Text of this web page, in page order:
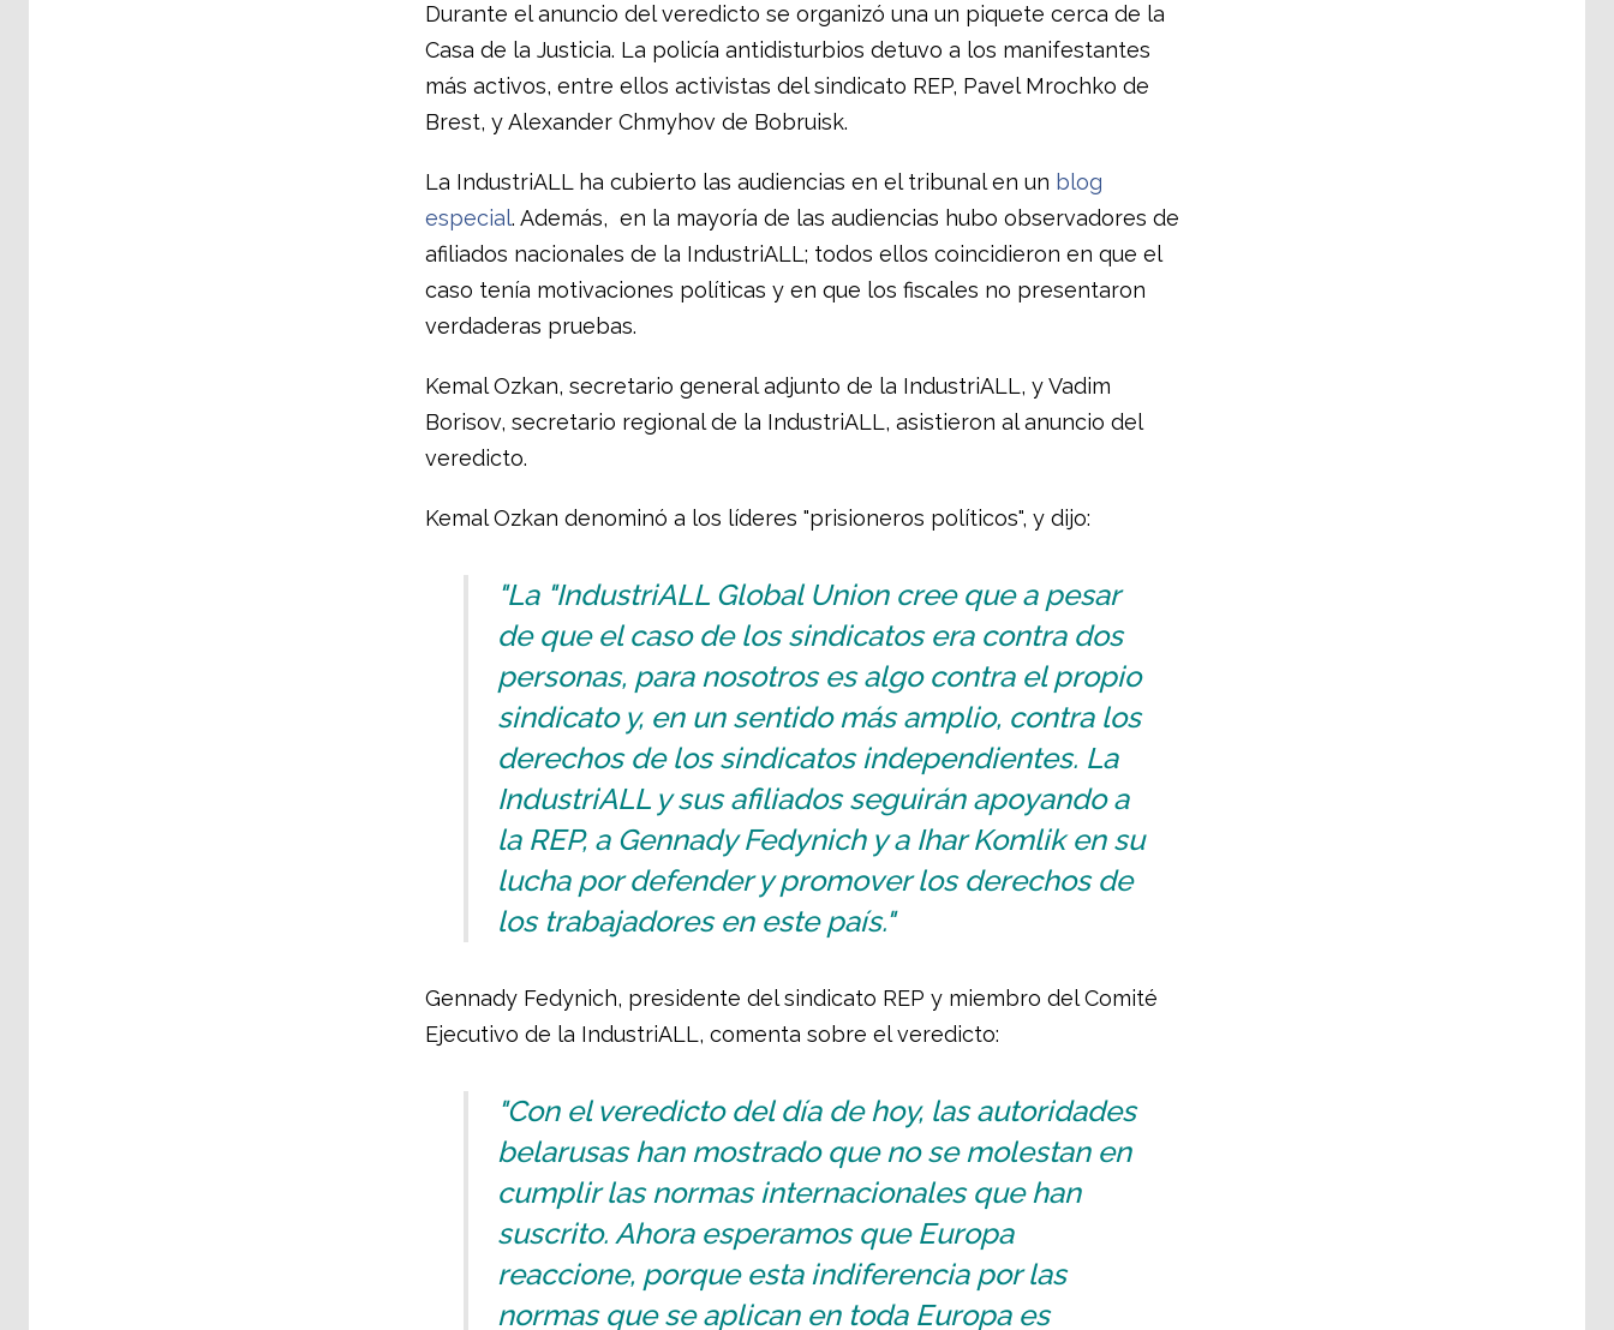
Durante el anuncio del veredicto se organizó una un piquete cerca de la
Casa de la Justicia. La policía antidisturbios detuvo a los manifestantes
más activos, entre ellos activistas del sindicato REP, Pavel Mrochko de
Brest, y Alexander Chmyhov de Bobruisk.
La IndustriALL ha cubierto las audiencias en el tribunal en un blog
especial. Además, en la mayoría de las audiencias hubo observadores de
afiliados nacionales de la IndustriALL; todos ellos coincidieron en que el
caso tenía motivaciones políticas y en que los fiscales no presentaron
verdaderas pruebas.
Kemal Ozkan, secretario general adjunto de la IndustriALL, y Vadim
Borisov, secretario regional de la IndustriALL, asistieron al anuncio del
veredicto.
Kemal Ozkan denominó a los líderes "prisioneros políticos", y dijo:
"La "IndustriALL Global Union cree que a pesar
de que el caso de los sindicatos era contra dos
personas, para nosotros es algo contra el propio
sindicato y, en un sentido más amplio, contra los
derechos de los sindicatos independientes. La
IndustriALL y sus afiliados seguirán apoyando a
la REP, a Gennady Fedynich y a Ihar Komlik en su
lucha por defender y promover los derechos de
los trabajadores en este país."
Gennady Fedynich, presidente del sindicato REP y miembro del Comité
Ejecutivo de la IndustriALL, comenta sobre el veredicto:
"Con el veredicto del día de hoy, las autoridades
belarusas han mostrado que no se molestan en
cumplir las normas internacionales que han
suscrito. Ahora esperamos que Europa
reaccione, porque esta indiferencia por las
normas que se aplican en toda Europa es